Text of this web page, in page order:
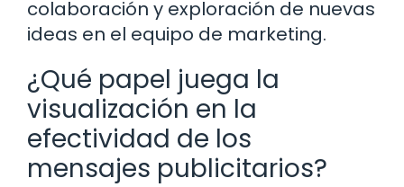
colaboración y exploración de nuevas
ideas en el equipo de marketing.
¿Qué papel juega la
visualización en la
efectividad de los
mensajes publicitarios?